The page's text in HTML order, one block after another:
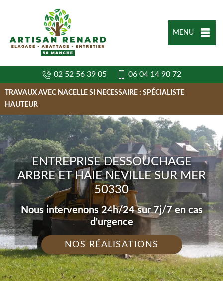
MENU
02 52 56 39 05 06 04 14 90 72
TRAVAUX AVEC NACELLE SI NECESSAIRE : SPÉCIALISTE
HAUTEUR
ENTREPRISE DESSOUCHAGE
ARBRE ET HAIE NEVILLE SUR MER
50330
Nous intervenons 24h/24 sur 7j/7 en cas
d'urgence
NOS RÉALISATIONS